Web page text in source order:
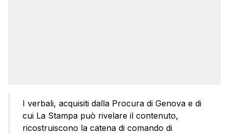
I verbali, acquisiti dalla Procura di Genova e di
cui La Stampa può rivelare il contenuto,
ricostruiscono la catena di comando di